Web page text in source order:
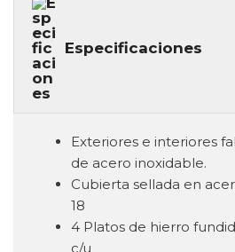
Especificaciones
Exteriores e interiores
de acero inoxidable.
Cubierta sellada en
18
4 Platos de hierro
c/u